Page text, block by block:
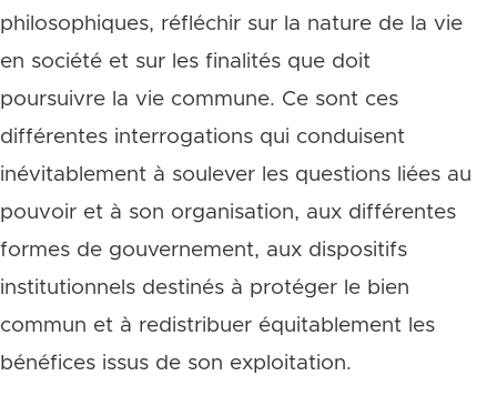
philosophiques, réfléchir sur la nature de la vie
en société et sur les finalités que doit
poursuivre la vie commune. Ce sont ces
différentes interrogations qui conduisent
inévitablement à soulever les questions liées au
pouvoir et à son organisation, aux différentes
formes de gouvernement, aux dispositifs
institutionnels destinés à protéger le bien
commun et à redistribuer équitablement les
bénéfices issus de son exploitation.